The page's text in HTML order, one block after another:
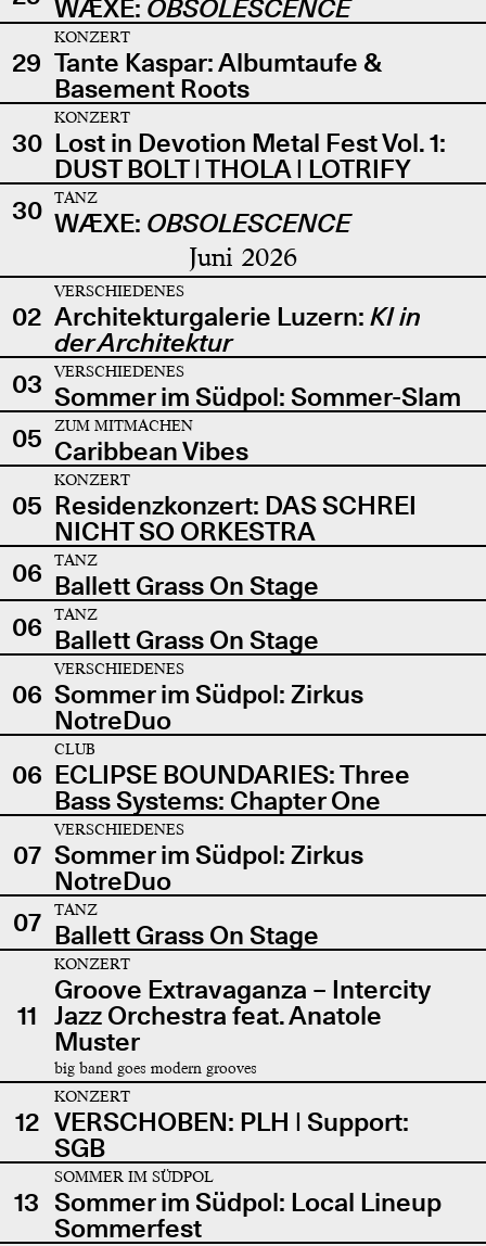
WÆXE: OBSOLESCENCE
29
KONZERT
Tante Kaspar: Albumtaufe &
Basement Roots
30
KONZERT
Lost in Devotion Metal Fest Vol. 1:
DUST BOLT | THOLA | LOTRIFY
30
TANZ
WÆXE: OBSOLESCENCE
Juni 2026
02
VERSCHIEDENES
Architekturgalerie Luzern: KI in
der Architektur
03
VERSCHIEDENES
Sommer im Südpol: Sommer-Slam
05
ZUM MITMACHEN
Caribbean Vibes
05
KONZERT
Residenzkonzert: DAS SCHREI
NICHT SO ORKESTRA
06
TANZ
Ballett Grass On Stage
06
TANZ
Ballett Grass On Stage
06
VERSCHIEDENES
Sommer im Südpol: Zirkus
NotreDuo
06
CLUB
ECLIPSE BOUNDARIES: Three
Bass Systems: Chapter One
07
VERSCHIEDENES
Sommer im Südpol: Zirkus
NotreDuo
07
TANZ
Ballett Grass On Stage
11
KONZERT
Groove Extravaganza – Intercity
Jazz Orchestra feat. Anatole
Muster
big band goes modern grooves
12
KONZERT
VERSCHOBEN: PLH | Support:
SGB
13
SOMMER IM SÜDPOL
Sommer im Südpol: Local Lineup
Sommerfest